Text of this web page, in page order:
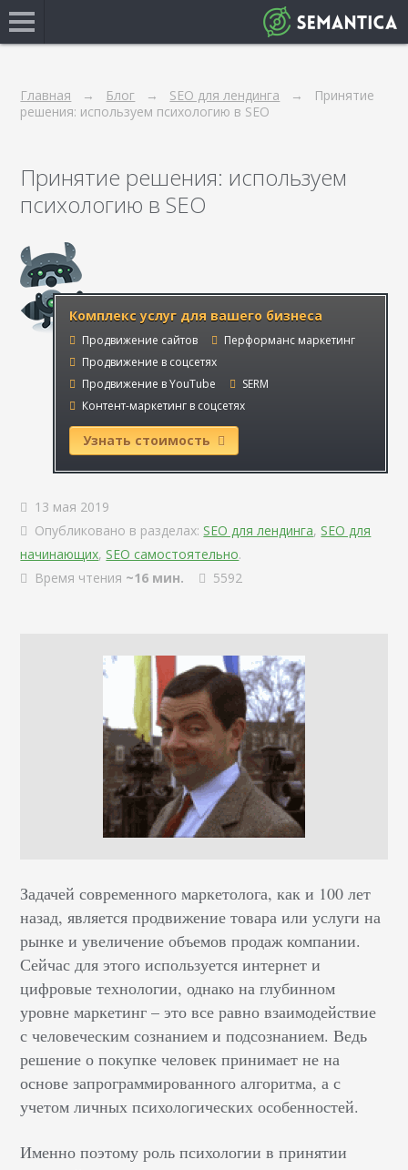
Главная Блог SEO для лендинга
Принятие
решения: используем психологию в SEO
Принятие решения: используем
психологию в SEO
Комплекс услуг для вашего бизнеса
Продвижение сайтов
Перформанс маркетинг
Продвижение в соцсетях
Продвижение в YouTube
SERM
Контент-маркетинг в соцсетях
Узнать стоимость
13 мая 2019
Опубликовано в разделах: SEO для лендинга, SEO для
начинающих, SEO самостоятельно.
Время чтения ~16 мин. 5592
Задачей современного маркетолога, как и 100 лет
назад, является продвижение товара или услуги на
рынке и увеличение объемов продаж компании.
Сейчас для этого используется интернет и
цифровые технологии, однако на глубинном
уровне маркетинг – это все равно взаимодействие
с человеческим сознанием и подсознанием. Ведь
решение о покупке человек принимает не на
основе запрограммированного алгоритма, а с
учетом личных психологических особенностей.
Именно поэтому роль психологии в принятии